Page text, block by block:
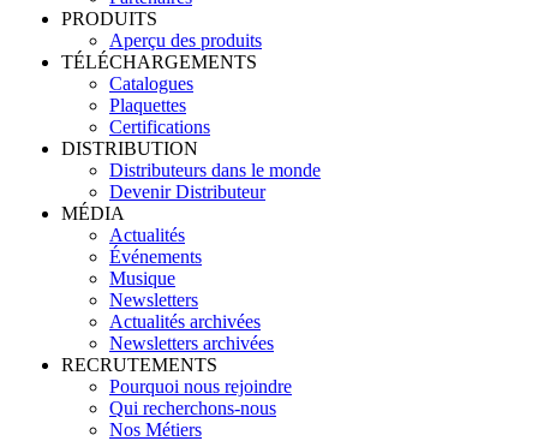
PRODUITS
Aperçu des produits
TÉLÉCHARGEMENTS
Catalogues
Plaquettes
Certifications
DISTRIBUTION
Distributeurs dans le monde
Devenir Distributeur
MÉDIA
Actualités
Événements
Musique
Newsletters
Actualités archivées
Newsletters archivées
RECRUTEMENTS
Pourquoi nous rejoindre
Qui recherchons-nous
Nos Métiers